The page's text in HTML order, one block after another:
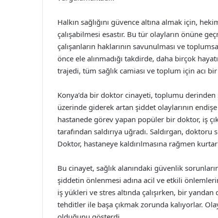
Halkın sağlığını güvence altına almak için,
çalışabilmesi esastır. Bu tür olayların önüne
çalışanların haklarının savunulması ve
önce ele alınmadığı takdirde, daha birçok
trajedi, tüm sağlık camiası ve toplum için acı bir
Konya’da bir doktor cinayeti, toplumu derinden
üzerinde giderek artan şiddet olaylarının
hastanede görev yapan popüler bir doktor, iş
tarafından saldırıya uğradı. Saldırgan,
Doktor, hastaneye kaldırılmasına rağmen
Bu cinayet, sağlık alanındaki güvenlik
şiddetin önlenmesi adına acil ve etkili
iş yükleri ve stres altında çalışırken, bir
tehditler ile başa çıkmak zorunda kalıyorlar.